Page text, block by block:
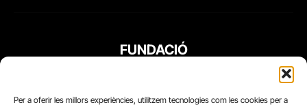
Per a oferir les millors experiències, utilitzem tecnologies com les cookies per a
FUNDACIÓ